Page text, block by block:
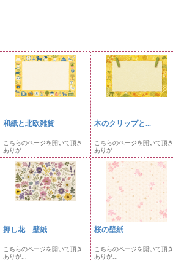
和紙と北欧雑貨
こちらのページを開いて頂き
ありが...
木のクリップと...
こちらのページを開いて頂き
ありが...
押し花 壁紙
こちらのページを開いて頂き
ありが...
桜の壁紙
こちらのページを開いて頂き
ありが...